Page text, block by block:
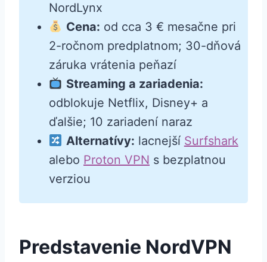
NordLynx
Cena: od cca 3 € mesačne pri
2-ročnom predplatnom; 30-dňová
záruka vrátenia peňazí
Streaming a zariadenia:
odblokuje Netflix, Disney+ a
ďalšie; 10 zariadení naraz
Alternatívy: lacnejší Surfshark
alebo Proton VPN s bezplatnou
verziou
Predstavenie NordVPN